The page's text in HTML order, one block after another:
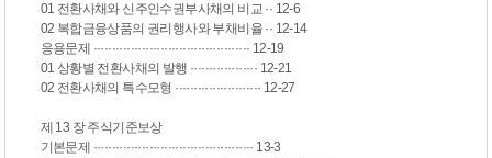
01 전환사채와 신주인수권부사채의 비교 ·· 12-6
02 복합금융상품의 권리행사와 부채비율 ·· 12-14
응용문제 ·········································· 12-19
01 상황별 전환사채의 발행 ·················· 12-21
02 전환사채의 특수모형 ······················· 12-27
제 13 장 주식기준보상
기본문제 ··········································· 13-3